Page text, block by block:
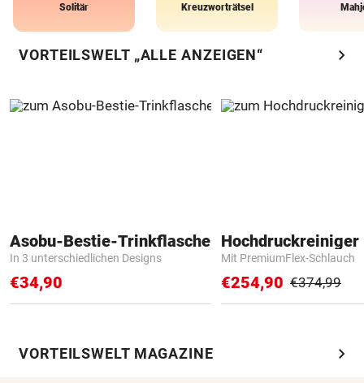
Solitär Kreuzworträtsel
VORTEILSWELT „ALLE ANZEIGEN“ chevron_right
Asobu-Bestie-Trinkflasche
In 3 unterschiedlichen Designs
€34,90
Hochdruckreiniger
Mit PremiumFlex-Schlauch
€254,90 €374,99
VORTEILSWELT MAGAZINE chevron_right